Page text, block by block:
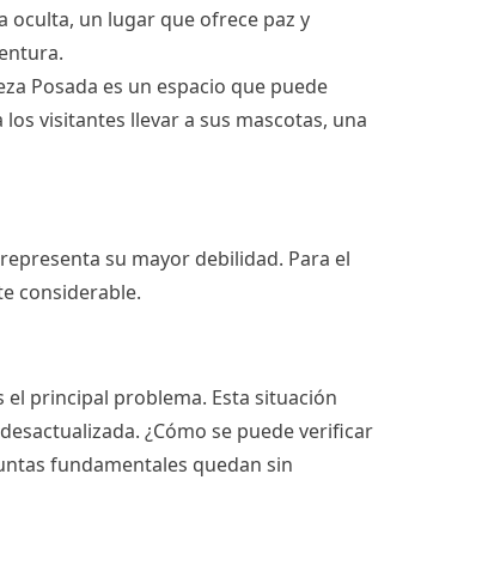
oculta, un lugar que ofrece paz y
Posada es un espacio que puede
visitantes llevar a sus mascotas, una
su mayor debilidad. Para el
considerable.
principal problema. Esta situación
¿Cómo se puede verificar
fundamentales quedan sin